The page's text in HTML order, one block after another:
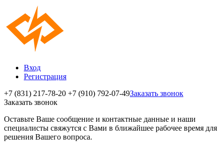
Вход
Регистрация
+7 (831) 217-78-20 +7 (910) 792-07-49Заказать звонок
Заказать звонок
Оставьте Ваше сообщение и контактные данные и наши
специалисты свяжутся с Вами в ближайшее рабочее время для
решения Вашего вопроса.